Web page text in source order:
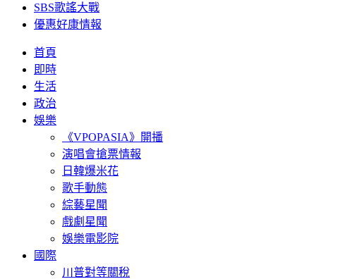
SBS歌謠大戰
優惠好康情報
首頁
即時
生活
政治
娛樂
《VPOPASIA》開播
演唱會搶票情報
日韓爆米花
歌手動態
綜藝星聞
戲劇星聞
娛樂電影院
國際
川普對等關稅